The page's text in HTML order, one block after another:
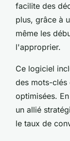
facilite des
plus, grâce à
même les
l'approprier.
Ce logiciel
des mots-
optimisées.
un allié
le taux de